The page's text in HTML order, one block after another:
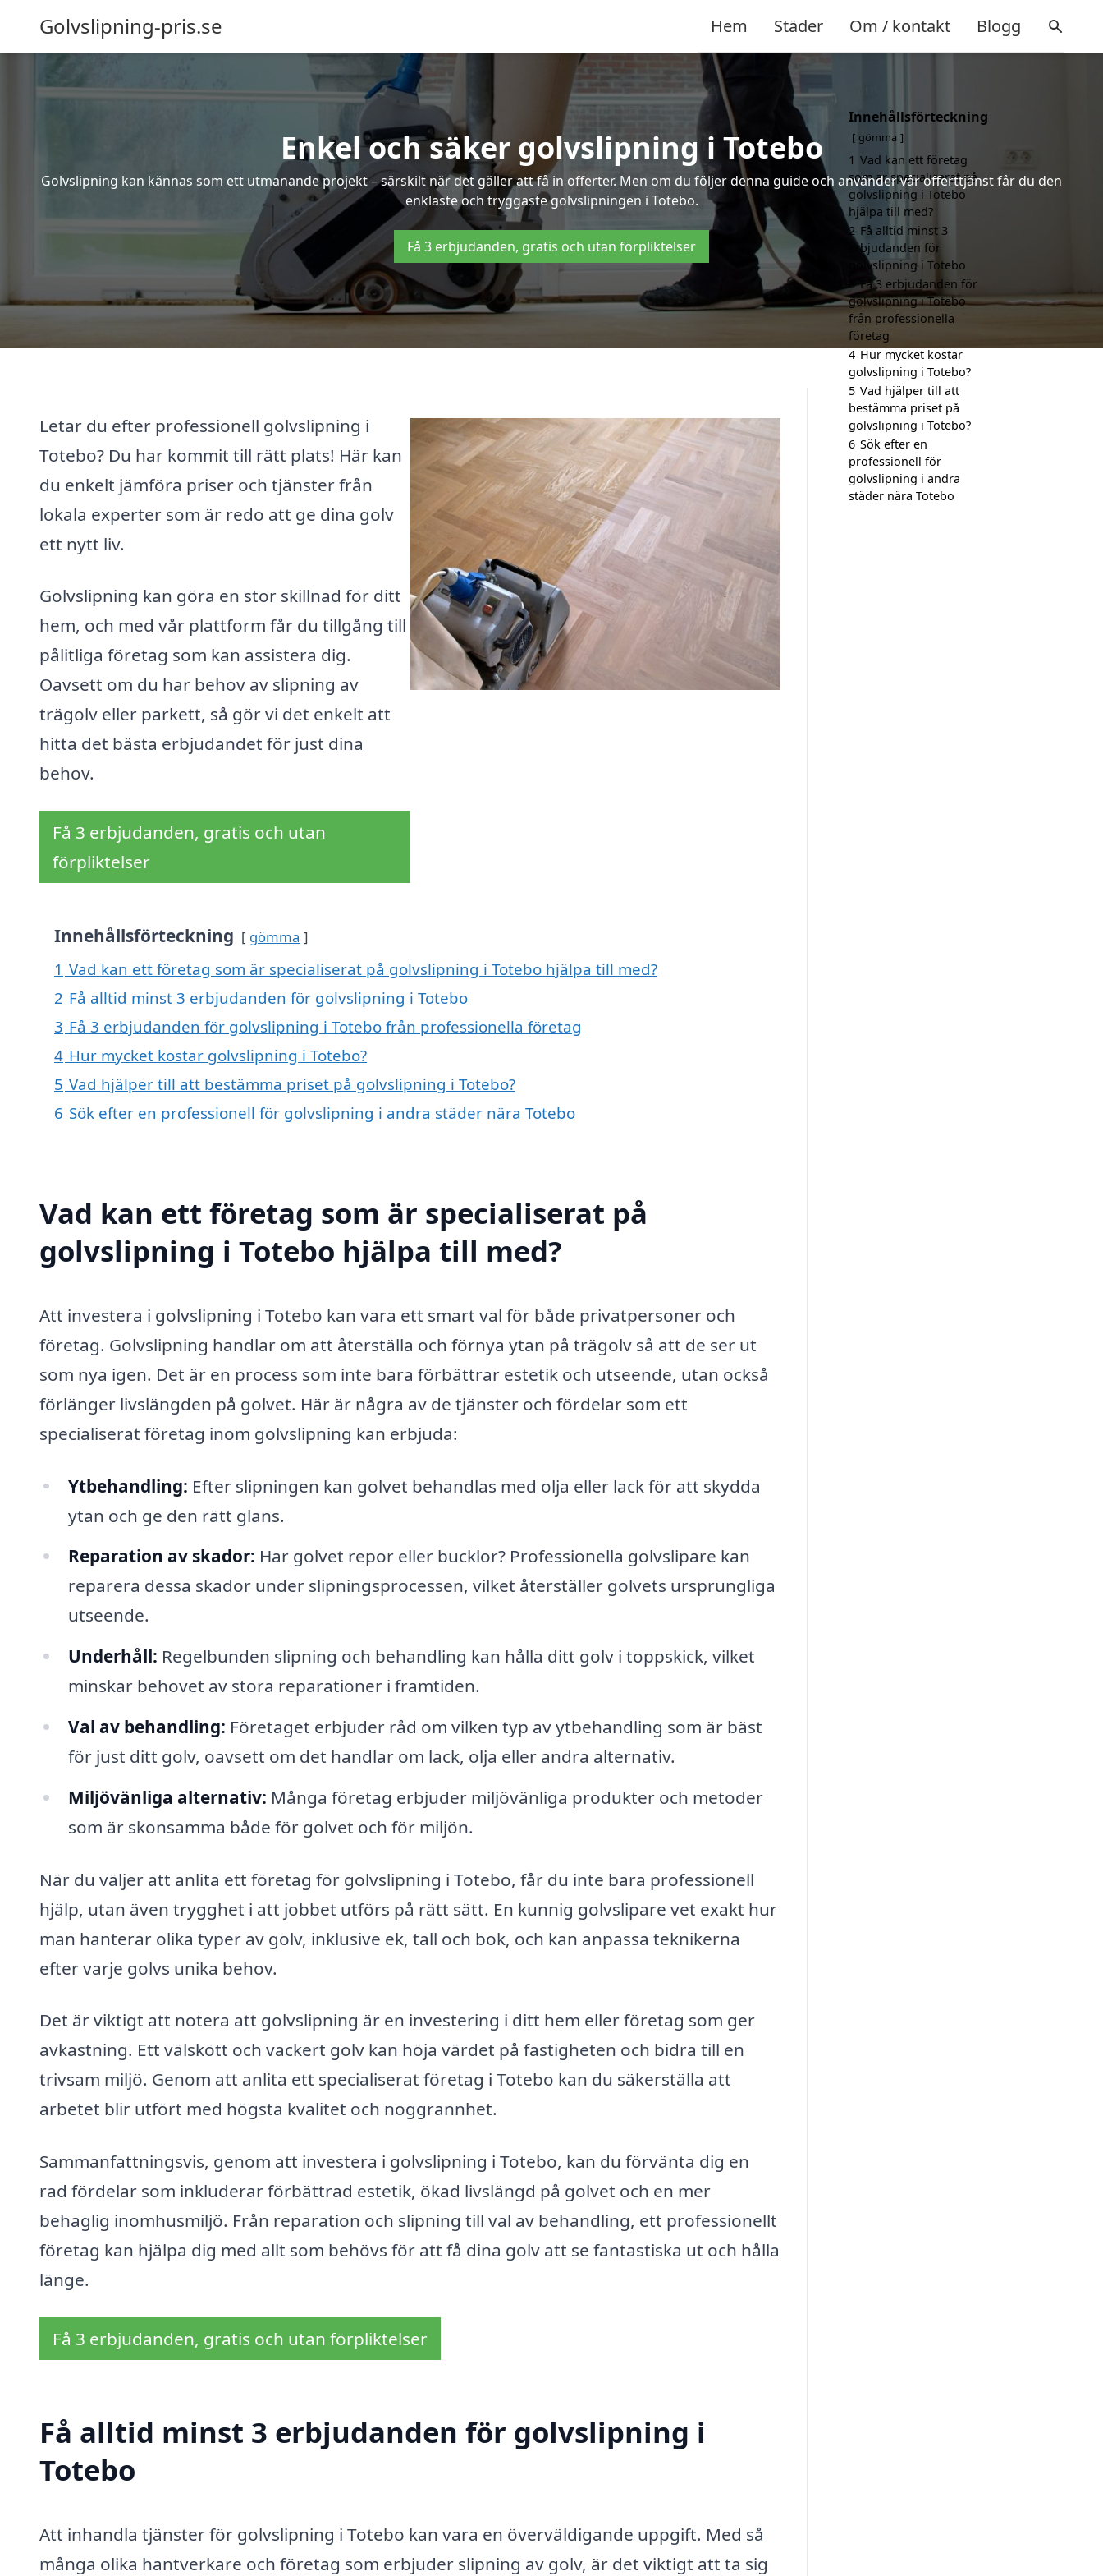
Golvslipning-pris.se Hem Städer Om / kontakt Blogg
Enkel och säker golvslipning i Totebo
Golvslipning kan kännas som ett utmanande projekt – särskilt när det gäller att få in offerter. Men om du följer denna guide och använder vår offerttjänst får du den
enklaste och tryggaste golvslipningen i Totebo.
Få 3 erbjudanden, gratis och utan förpliktelser
Letar du efter professionell golvslipning i
Totebo? Du har kommit till rätt plats! Här kan
du enkelt jämföra priser och tjänster från
lokala experter som är redo att ge dina golv
ett nytt liv.
Golvslipning kan göra en stor skillnad för ditt
hem, och med vår plattform får du tillgång till
pålitliga företag som kan assistera dig.
Oavsett om du har behov av slipning av
trägolv eller parkett, så gör vi det enkelt att
hitta det bästa erbjudandet för just dina
behov.
Få 3 erbjudanden, gratis och utan
förpliktelser
Innehållsförteckning gömma
1 Vad kan ett företag som är specialiserat på golvslipning i Totebo hjälpa till med?
2 Få alltid minst 3 erbjudanden för golvslipning i Totebo
3 Få 3 erbjudanden för golvslipning i Totebo från professionella företag
4 Hur mycket kostar golvslipning i Totebo?
5 Vad hjälper till att bestämma priset på golvslipning i Totebo?
6 Sök efter en professionell för golvslipning i andra städer nära Totebo
Vad kan ett företag som är specialiserat på
golvslipning i Totebo hjälpa till med?
Att investera i golvslipning i Totebo kan vara ett smart val för både privatpersoner och
företag. Golvslipning handlar om att återställa och förnya ytan på trägolv så att de ser ut
som nya igen. Det är en process som inte bara förbättrar estetik och utseende, utan också
förlänger livslängden på golvet. Här är några av de tjänster och fördelar som ett
specialiserat företag inom golvslipning kan erbjuda:
Ytbehandling: Efter slipningen kan golvet behandlas med olja eller lack för att skydda
ytan och ge den rätt glans.
Reparation av skador: Har golvet repor eller bucklor? Professionella golvslipare kan
reparera dessa skador under slipningsprocessen, vilket återställer golvets ursprungliga
utseende.
Underhåll: Regelbunden slipning och behandling kan hålla ditt golv i toppskick, vilket
minskar behovet av stora reparationer i framtiden.
Val av behandling: Företaget erbjuder råd om vilken typ av ytbehandling som är bäst
för just ditt golv, oavsett om det handlar om lack, olja eller andra alternativ.
Miljövänliga alternativ: Många företag erbjuder miljövänliga produkter och metoder
som är skonsamma både för golvet och för miljön.
När du väljer att anlita ett företag för golvslipning i Totebo, får du inte bara professionell
hjälp, utan även trygghet i att jobbet utförs på rätt sätt. En kunnig golvslipare vet exakt hur
man hanterar olika typer av golv, inklusive ek, tall och bok, och kan anpassa teknikerna
efter varje golvs unika behov.
Det är viktigt att notera att golvslipning är en investering i ditt hem eller företag som ger
avkastning. Ett välskött och vackert golv kan höja värdet på fastigheten och bidra till en
trivsam miljö. Genom att anlita ett specialiserat företag i Totebo kan du säkerställa att
arbetet blir utfört med högsta kvalitet och noggrannhet.
Sammanfattningsvis, genom att investera i golvslipning i Totebo, kan du förvänta dig en
rad fördelar som inkluderar förbättrad estetik, ökad livslängd på golvet och en mer
behaglig inomhusmiljö. Från reparation och slipning till val av behandling, ett professionellt
företag kan hjälpa dig med allt som behövs för att få dina golv att se fantastiska ut och hålla
länge.
Få 3 erbjudanden, gratis och utan förpliktelser
Få alltid minst 3 erbjudanden för golvslipning i
Totebo
Att inhandla tjänster för golvslipning i Totebo kan vara en överväldigande uppgift. Med så
många olika hantverkare och företag som erbjuder slipning av golv, är det viktigt att ta sig
Innehållsförteckning
gömma
1 Vad kan ett företag
som är specialiserat på
golvslipning i Totebo
hjälpa till med?
2 Få alltid minst 3
erbjudanden för
golvslipning i Totebo
3 Få 3 erbjudanden för
golvslipning i Totebo
från professionella
företag
4 Hur mycket kostar
golvslipning i Totebo?
5 Vad hjälper till att
bestämma priset på
golvslipning i Totebo?
6 Sök efter en
professionell för
golvslipning i andra
städer nära Totebo